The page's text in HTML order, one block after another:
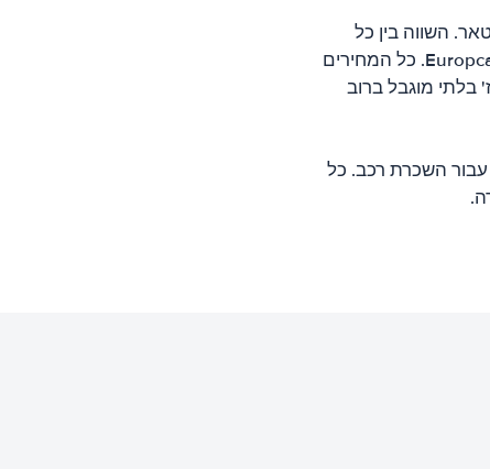
השווה בין כל
החברות המובילות בקטאר כגון; Hertz, Avis, Alamo, Thrifty, Sixt, Europcar, Budget ו-Europcar. כל המחירים
בלתי מוגבל ברוב
עבור השכרת רכב. כל